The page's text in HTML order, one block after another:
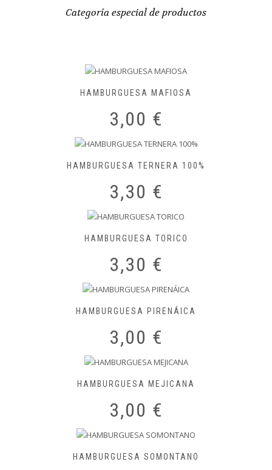
Categoría especial de productos
HAMBURGUESA MAFIOSA
3,00 €
HAMBURGUESA TERNERA 100%
3,30 €
HAMBURGUESA TORICO
3,30 €
HAMBURGUESA PIRENÁICA
3,00 €
HAMBURGUESA MEJICANA
3,00 €
HAMBURGUESA SOMONTANO